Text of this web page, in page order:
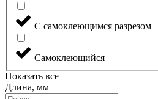
С самоклеющимся разрезом
Самоклеющийся
Показать все
Длина, мм